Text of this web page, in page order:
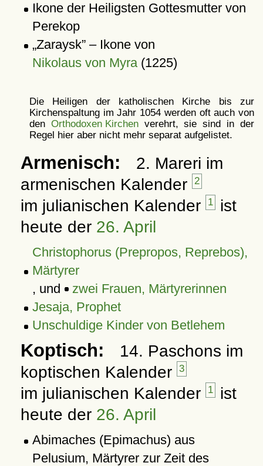
Ikone der Heiligsten Gottesmutter von
Perekop
Zaraysk – Ikone von
Nikolaus von Myra(1225)
Die Heiligen der katholischen Kirche bis zur
Kirchenspaltung im Jahr 1054 werden oft auch von
den Orthodoxen Kirchenverehrt, sie sind in der
Regel hier aber nicht mehr separat aufgelistet.
Armenisch:
2. Mareri im
armenischen Kalender
2
im julianischen Kalender 1 ist
heute der 26. April
Christophorus (Prepropos, Reprebos),
Märtyrer
, und
zwei Frauen, Märtyrerinnen
Jesaja, Prophet
Unschuldige Kinder von Betlehem
Koptisch:
14. Paschons im
koptischen Kalender
3
im julianischen Kalender 1 ist
heute der 26. April
Abimaches (Epimachus) aus
Pelusium, Märtyrer zur Zeit des